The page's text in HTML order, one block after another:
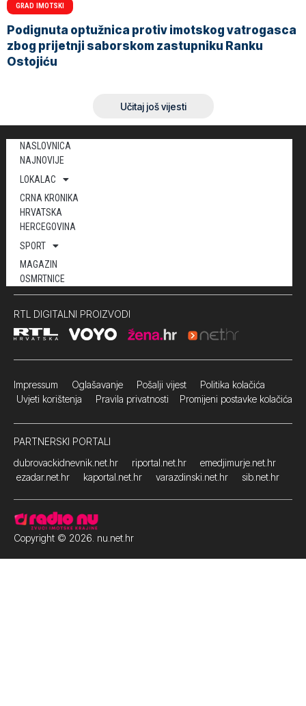
GRAD IMOTSKI
Podignuta optužnica protiv imotskog vatrogasca
zbog prijetnji saborskom zastupniku Ranku
Ostojiću
Učitaj još vijesti
NASLOVNICA
NAJNOVIJE
LOKALAC
CRNA KRONIKA
HRVATSKA
HERCEGOVINA
SPORT
MAGAZIN
OSMRTNICE
RTL DIGITALNI PROIZVODI
Impressum Oglašavanje Pošalji vijest Politika kolačića
Uvjeti korištenja Pravila privatnosti Promijeni postavke kolačića
PARTNERSKI PORTALI
dubrovackidnevnik.net.hr
riportal.net.hr
emedjimurje.net.hr
ezadar.net.hr
kaportal.net.hr varazdinski.net.hr sib.net.hr
Copyright © 2026. nu.net.hr